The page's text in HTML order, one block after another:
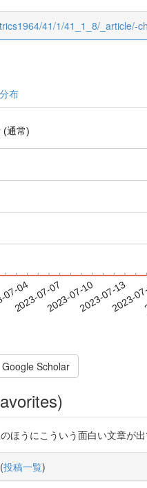
41/1/41_1_8/_article/-
分布
(通常)
04
2023-07-072023-07-102023-07-13
2023-
Google Scholar
ほうにこういう面白い文章が
(投稿一覧)